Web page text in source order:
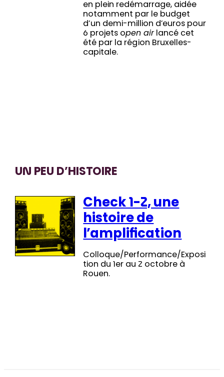
en plein redémarrage, aidée
notamment par le budget
d’un demi-million d’euros pour
6 projets open airlancé cet
été par la région Bruxelles-
capitale.
UN PEU D’HISTOIRE
Check 1-2, une
histoire de
l’amplification
Colloque/Performance/Exposi
tion du 1er au 2 octobre à
Rouen.